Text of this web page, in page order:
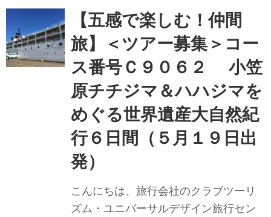
慮をしており大変おすすめです。バリ
アフリー海外旅行では、定番の夏のス
イス旅行など大自然を満喫するツアー
が充実しています！
【五感で楽しむ！仲間
旅】＜ツアー募集＞コー
ス番号Ｃ９０６２ 小笠
原チチジマ＆ハハジマを
めぐる世界遺産大自然紀
行６日間（５月１９日出
発）
こんにちは、旅行会社のクラブツーリ
ズム・ユニバーサルデザイン旅行セン